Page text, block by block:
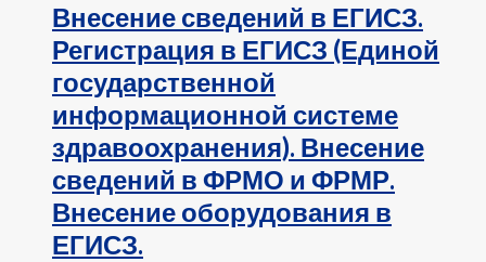
Внесение сведений в ЕГИСЗ.
Регистрация в ЕГИСЗ (Единой
государственной
информационной системе
здравоохранения). Внесение
сведений в ФРМО и ФРМР.
Внесение оборудования в
ЕГИСЗ.